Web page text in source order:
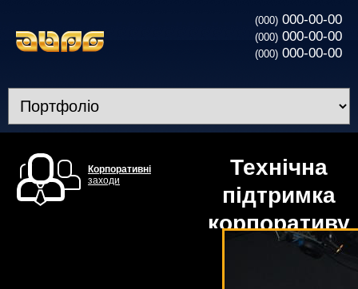
(000) 000-00-00
(000) 000-00-00
(000) 000-00-00
Корпоративні
заходи
Технічна
підтримка
корпоративу
«Star Life»